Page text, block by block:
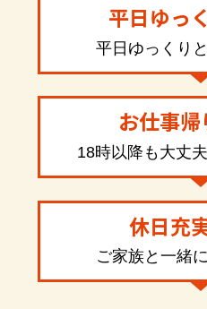
平日ゆっ
平日ゆっくり
お仕事
18時以降も大丈
休日充
ご家族と一緒